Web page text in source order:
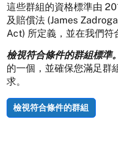
這些群組的資格標準由
及賠償法 (James
Act) 所定義，並在我們符
檢視符合條件的群組標準。
的一個，並確保您滿足群
求。
檢視符合條件的群組